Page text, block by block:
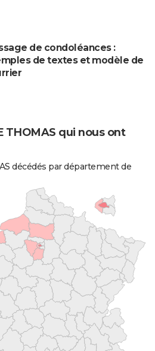
de condoléances :
de textes et modèle de
THOMAS qui nous ont
décédés par département de